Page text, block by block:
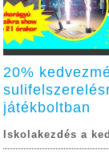
20%
játékboltban
Iskolakezdés a